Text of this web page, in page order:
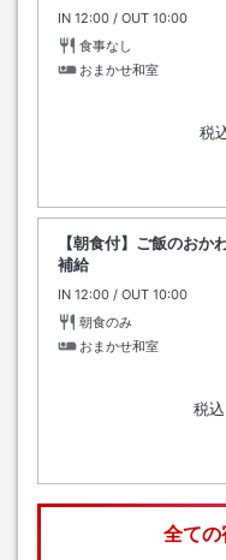
IN チェックイン
12:00 / OUT チェックア
10:00
食事なし
おまかせ和室
税
【朝食付】ご飯のお
補給
IN チェックイン
12:00 / OUT チェックア
10:00
朝食のみ
おまかせ和室
税込
全ての